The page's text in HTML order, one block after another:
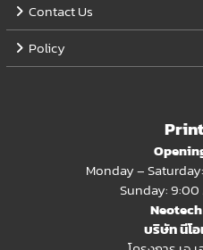
Contact Us
Policy
Monday –
Sunday: 9:00
บริษัท นีโ